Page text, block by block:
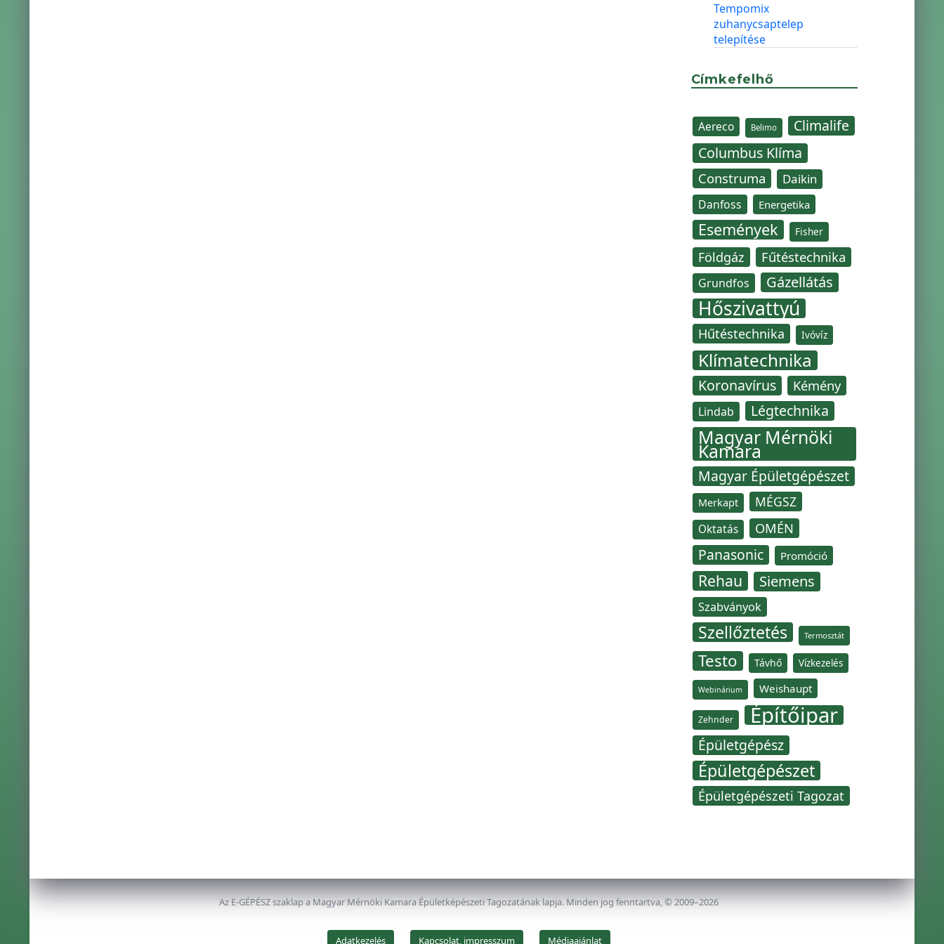
Tempomix
zuhanycsaptelep
telepítése
Címkefelhő
Aereco Belimo
Climalife
Columbus Klíma
Construma Daikin
Danfoss Energetika
Események Fisher
Földgáz Fűtéstechnika
Grundfos Gázellátás
Hőszivattyú
Hűtéstechnika Ivóvíz
Klímatechnika
Koronavírus Kémény
Lindab Légtechnika
Magyar Mérnöki
Kamara
Magyar Épületgépészet
Merkapt MÉGSZ
Oktatás OMÉN
Panasonic Promóció
Rehau Siemens
Szabványok
Szellőztetés Termosztát
Testo Távhő Vízkezelés
Webinárium Weishaupt
Zehnder Építőipar
Épületgépész
Épületgépészet
Épületgépészeti Tagozat
Az E-GÉPÉSZ szaklap a Magyar Mérnöki Kamara Épületképészeti Tagozatának lapja. Minden jog fenntartva, © 2009–2026
Adatkezelés Kapcsolat, impresszum Médiaajánlat